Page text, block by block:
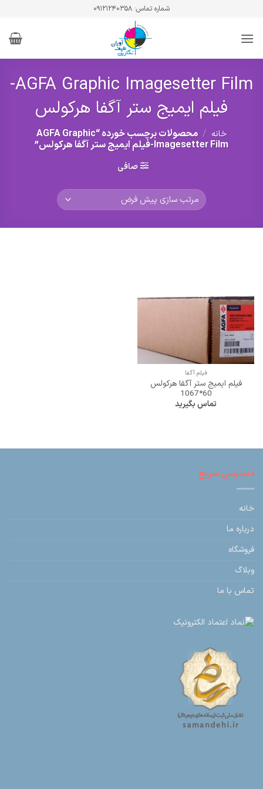
content
شماره تماس: ۰۹۱۲۱۲۴۰۳۵۸
AGFA Graphic Imagesetter Film-
فیلم ایمیج ستر آگفا هرکولس
خانه / محصولات برچسب خورده “AGFA Graphic
Imagesetter Film-فیلم ایمیج ستر آگفا هرکولس”
صافی
فیلم آگفا
فیلم ایمیج ستر آگفا هرکولس
60*1067
تماس بگیرید
دسترسی سریع
خانه
درباره ما
فروشگاه
وبلاگ
تماس با ما